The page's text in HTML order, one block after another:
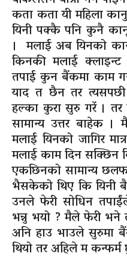
कता कता यी महिला
यिनी पक्कै पनि कुनै
। मलाई अब यिनको
किनकी मलाई
तपाई कुन बैंकमा काम
याद त छैन तर
हल्का कुरा सुरु गरें । तर
सामान्य उत्तर बाहेक
मलाई यिनको जागिर
मलाई काम दिन सक्छिन
एकछिनको सामान्य
भैसकेको थिए कि यिनी
उनले फेरी सोधिन
भन्नु भयो ? मैले फेरी भने
अनि हाउ भाउले सुरुमा
थियो तर अहिले म